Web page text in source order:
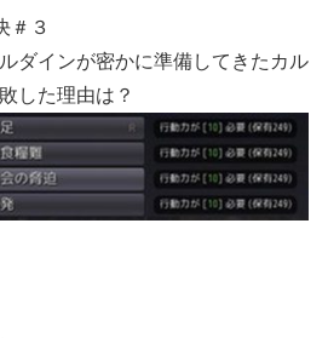
＃３
ダインが密かに準備してきたカル
した理由は？